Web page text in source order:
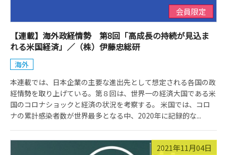
会員限定
【連載】海外政経情勢 第8回「高成長の持続が見込ま
れる米国経済」／（株）伊藤忠総研
海外
本連載では、日本企業の主要な進出先として想定される各国の政
経情勢を取り上げている。第８回は、世界一の経済大国である米
国のコロナショックと経済の状況を考察する。 米国では、コロ
ナの累計感染者数が世界最多となる中、2020年に記録的な...
2021年11月04日